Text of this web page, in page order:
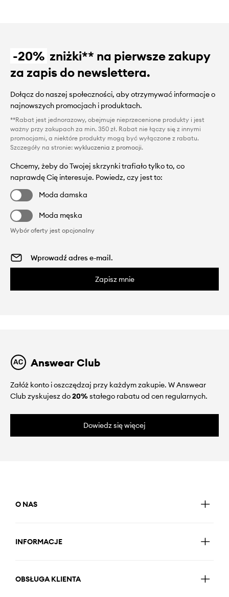
-20% zniżki** na pierwsze zakupy
za zapis do newslettera.
Dołącz do naszej społeczności, aby otrzymywać informacje o
najnowszych promocjach i produktach.
**Rabat jest jednorazowy, obejmuje nieprzecenione produkty i jest
ważny przy zakupach za min. 350 zł. Rabat nie łączy się z innymi
promocjami, a niektóre produkty mogą być wyłączone z rabatu.
Szczegóły na stronie: wykluczenia z promocji.
Chcemy, żeby do Twojej skrzynki trafiało tylko to, co
naprawdę Cię interesuje. Powiedz, czy jest to:
Moda damska
Moda męska
Wybór oferty jest opcjonalny
Zapisz mnie
Answear Club
Załóż konto i oszczędzaj przy każdym zakupie. W Answear
Club zyskujesz do20%stałego rabatu od cen regularnych.
Dowiedz się więcej
O NAS
INFORMACJE
OBSŁUGA KLIENTA